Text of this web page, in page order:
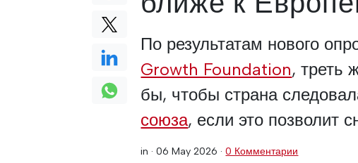
По результатам нового
Growth Foundation, треть
бы, чтобы страна
союза, если это позволит
in ·06 May 2026 ·0 Комментарии